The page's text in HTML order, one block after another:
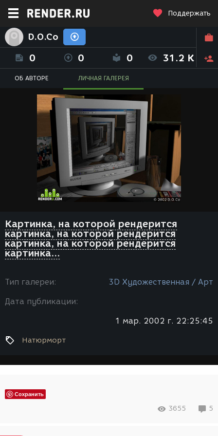
Поддержать
D.O.Co
0 0 0 31.2 K
ОБ АВТОРЕ ЛИЧНАЯ ГАЛЕРЕЯ
Картинка, на которой рендерится
картинка, на которой рендерится
картинка, на которой рендерится
картинка...
Тип галереи: 3D Художественная / Арт
Дата публикации:
1 мар. 2002 г. 22:25:45
Натюрморт
Сохранить
3655 5